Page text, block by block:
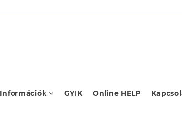
Információk GYIK Online HELP